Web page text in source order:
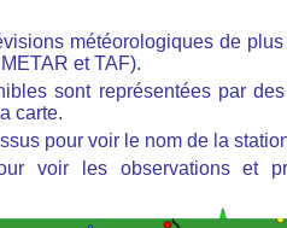
météorologiques de
et TAF).
sont représentées par
carte.
pour voir le nom de la
voir les observations et